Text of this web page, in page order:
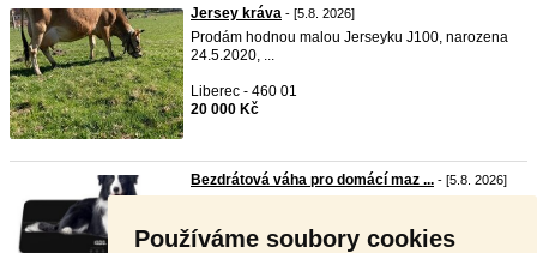
Používáme soubory cookies
Jersey kráva - [5.8. 2026]
Prodám hodnou malou Jerseyku J100, narozena
24.5.2020, ...
Liberec - 460 01
20 000 Kč
Bezdrátová váha pro domácí maz ... - [5.8. 2026]